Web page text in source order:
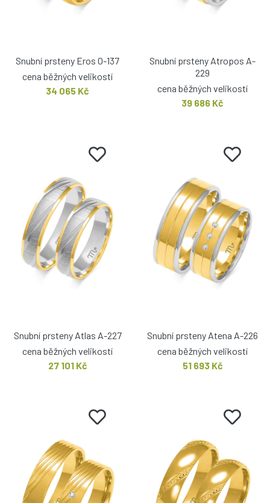
Snubní prsteny Eros O-137
cena běžných velikostí
34 065 Kč
Snubní prsteny Atropos A-
229
cena běžných velikostí
39 686 Kč
Snubní prsteny Atlas A-227
cena běžných velikostí
27 101 Kč
Snubní prsteny Atena A-226
cena běžných velikostí
51 693 Kč